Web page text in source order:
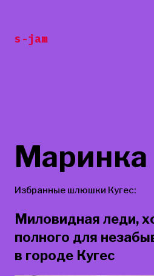
содержанию
s-jam
Маринка
Избранные шлюшки Кугес:
Миловидная леди,
полного для
в городе Кугес